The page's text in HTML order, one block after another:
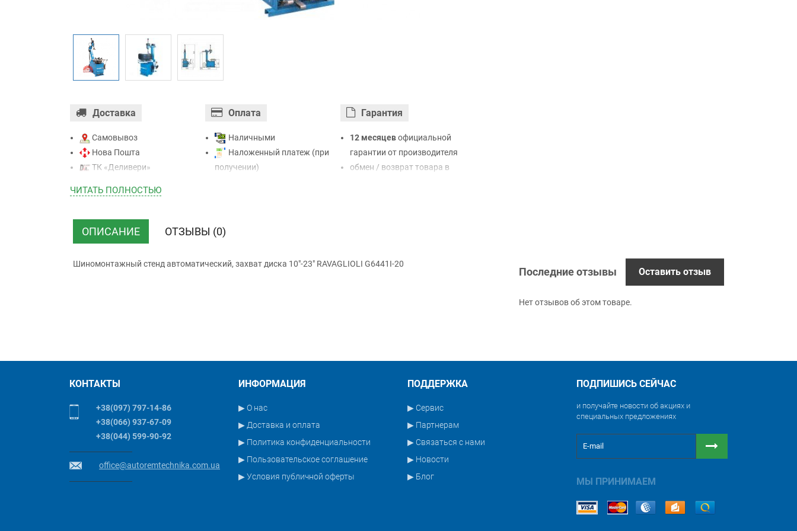
Доставка
Самовывоз
Нова Пошта
ТК «Деливери»
ТК “Justin”
ТК ”УкрПочта”
Оплата
Наличными
Наложенный платеж (при
получении)
Гарантия
12 месяцевофициальной
гарантии от производителя
обмен / возврат товара в
ЧИТАТЬ ПОЛНОСТЬЮ
ОПИСАНИЕ ОТЗЫВЫ (0)
Шиномонтажный стенд автоматический, захват диска 10"-23" RAVAGLIOLI G6441I-20
Последние отзывы Оставить отзыв
Нет отзывов об этом товаре.
КОНТАКТЫ
+38(097) 797-14-86
+38(066) 937-67-09
+38(044) 599-90-92
office@autoremtechnika.com.ua
ИНФОРМАЦИЯ
▶ О нас
▶ Доставка и оплата
▶ Политика конфиденциальности
▶ Пользовательское соглашение
▶ Условия публичной оферты
ПОДДЕРЖКА
▶ Сервис
▶ Партнерам
▶ Связаться с нами
▶ Новости
▶ Блог
ПОДПИШИСЬ СЕЙЧАС
и получайте новости об акциях и
специальных предложениях
МЫ ПРИНИМАЕМ